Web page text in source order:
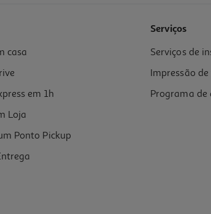
casa
em 1h
Loja
Ponto Pickup
Serviços
Serviços de
Impressão
Programa